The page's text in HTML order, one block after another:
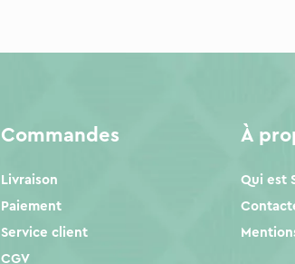
Commandes
Livraison
Paiement
Service client
CGV
À
Qui est